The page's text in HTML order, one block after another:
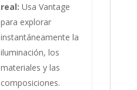
real: Usa Vantage
para explorar
instantáneamente la
iluminación, los
materiales y las
composiciones.